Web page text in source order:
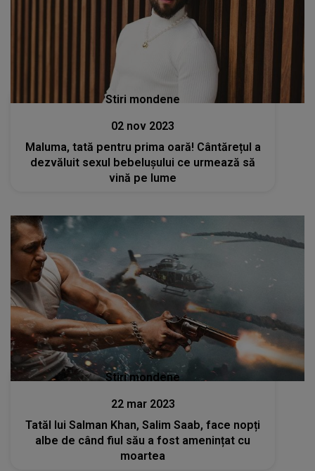
Stiri mondene
02 nov 2023
Maluma, tată pentru prima oară! Cântărețul a
dezvăluit sexul bebelușului ce urmează să
vină pe lume
Stiri mondene
22 mar 2023
Tatăl lui Salman Khan, Salim Saab, face nopți
albe de când fiul său a fost amenințat cu
moartea